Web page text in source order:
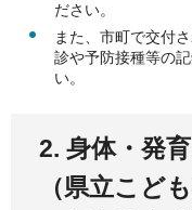
ださい。
また、市町で交付
診や予防接種等の
い。
2. 身体・発
（県立こど